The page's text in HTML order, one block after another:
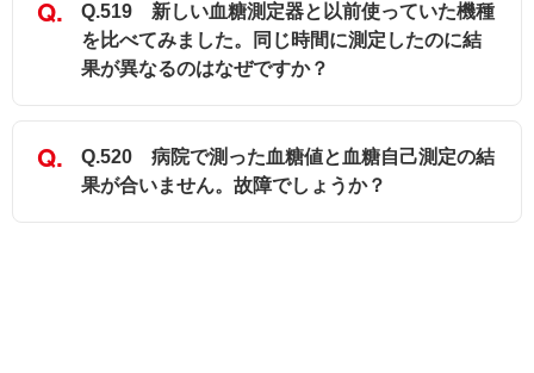
Q.519 新しい血糖測定器と以前使っていた機種
を比べてみました。同じ時間に測定したのに結
果が異なるのはなぜですか？
Q.520 病院で測った血糖値と血糖自己測定の結
果が合いません。故障でしょうか？